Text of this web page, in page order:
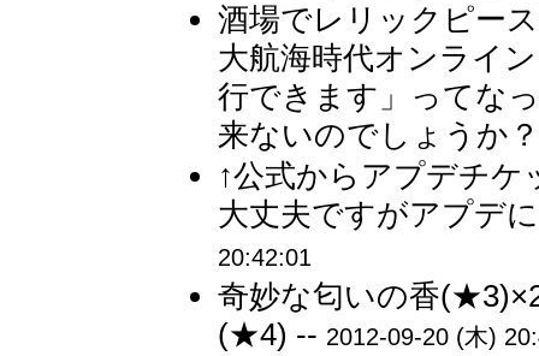
酒場でレリックピー
大航海時代オンライ
行できます」ってな
来ないのでしょうか
↑公式からアプデチ
大丈夫ですがアプデ
20:42:01
奇妙な匂いの香
(★4) -- 2012-09-20 (木)